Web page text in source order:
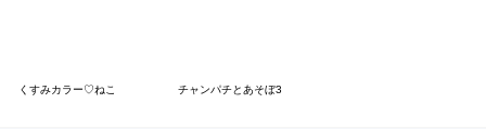
くすみカラー♡ねこ チャンパチとあそぼ3